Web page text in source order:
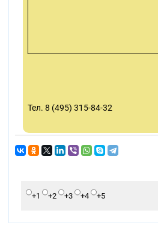
Тел. 8 (495) 315-84-32
+1 +2 +3 +4 +5